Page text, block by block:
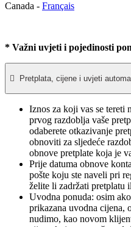
Canada - Français
* Važni uvjeti i pojedinosti
 Pretplata, cijene i uvjeti
Iznos za koji vas se tereti
prvog razdoblja vaše
odaberete otkazivanje
obnoviti za sljedeće
obnove pretplate koja je
Prije datuma obnove
pošte koju ste naveli pri
želite li zadržati pretplatu
Uvodna ponuda: osim
prikazana uvodna cijena,
nudimo, kao novom